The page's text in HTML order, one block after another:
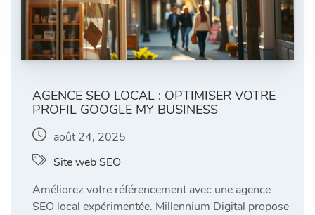
AGENCE SEO LOCAL : OPTIMISER VOTRE
PROFIL GOOGLE MY BUSINESS
août 24, 2025
Site web SEO
Améliorez votre référencement avec une agence
SEO local expérimentée. Millennium Digital propose